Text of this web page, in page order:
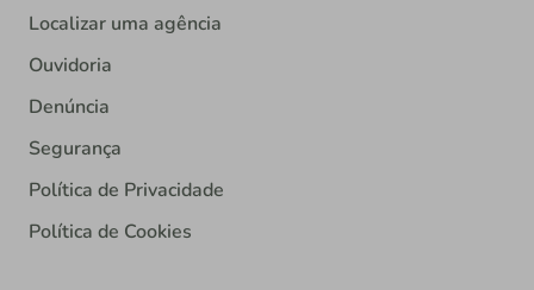
Localizar uma agência
Ouvidoria
Denúncia
Segurança
Política de Privacidade
Política de Cookies